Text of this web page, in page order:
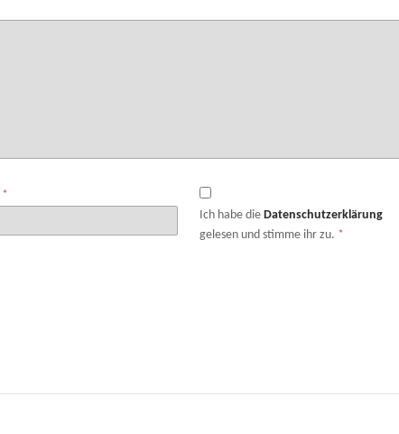
*
Ich habe dieDatenschutzerklärung
gelesen und stimme ihr zu. *